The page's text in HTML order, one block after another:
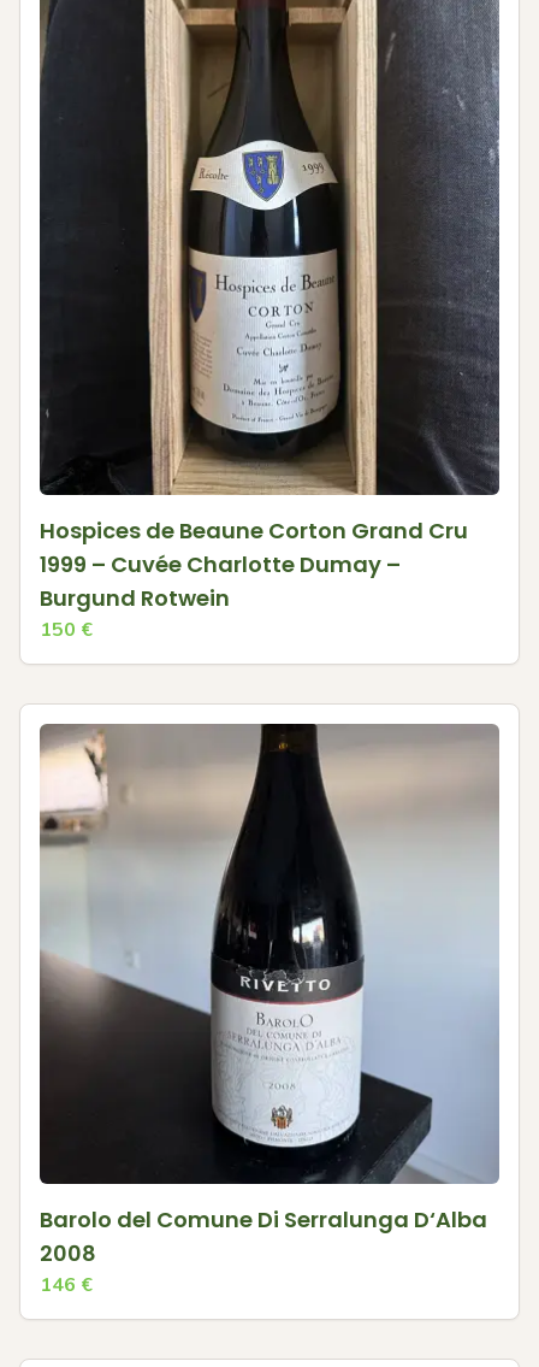
Hospices de Beaune Corton Grand Cru
1999 – Cuvée Charlotte Dumay –
Burgund Rotwein
150 €
Barolo del Comune Di Serralunga D‘Alba
2008
146 €